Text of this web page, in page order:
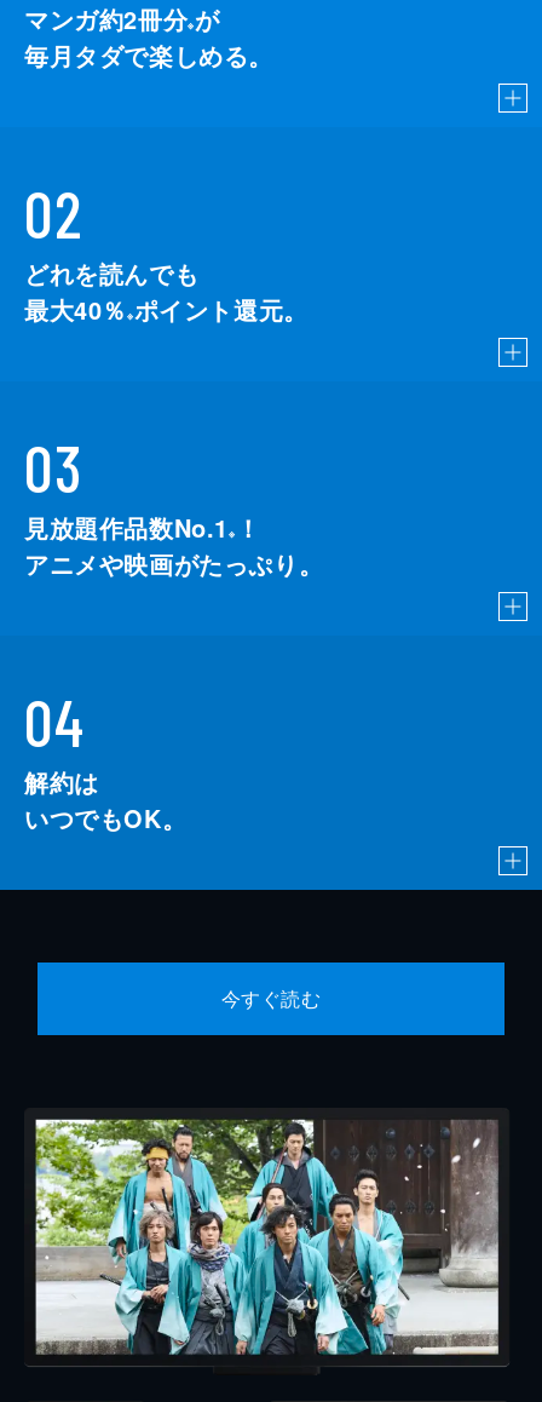
マンガ約2冊分※が
毎月タダで楽しめる。
02
どれを読んでも
最大40％ ※ポイント還元。
03
見放題作品数No.1 ※
！
アニメや映画がたっぷり。
04
解約は
いつでもOK。
今すぐ読む